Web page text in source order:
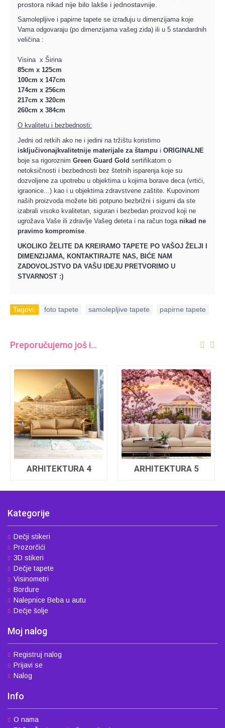
prostora nikad nije bilo lakše i jednostavnije.
Samolepljive i papirne tapete se izrađuju u dimenzijama koje
Vama odgovaraju (po dimenzijama vašeg zida) ili u 5 standardnih
veličina :
Visina x Širina
85cm x 125cm
100cm x 147cm
174cm x 256cm
217cm x 320cm
260cm x 384cm
O kvalitetu i bezbednosti:
Jedni od retkih ako ne i jedini na tržištu koristimo
isključivonajkvalitetnije materijale za štampu i ORIGINALNE
boje sa rigoroznim Green Guard Gold sertifikatom o
netoksičnosti i bezbednosti bez štetnih isparenja koje su
dozvoljene za upotrebu u objektima u kojima borave deca (vrtići,
igraonice...) kao i u objektima zdravstvene zaštite. Kupovinom
naših proizvoda možete biti potpuno bezbrižni i sigurni da ste
izabrali visoko kvalitetan, siguran i bezbedan proizvod koji ne
ugrožava Vaše ili zdravlje Vašeg deteta i na račun toga nikad ne
pravimo kompromise.
UKOLIKO ŽELITE DA KREIRAMO TAPETE PO VAŠOJ ŽELJI I
DIMENZIJAMA, KONTAKTIRAJTE NAS, BIĆE NAM
ZADOVOLJSTVO DA VAŠU IDEJU PRETVORIMO U
STVARNOST :)
Tagovi: foto tapete samolepljive tapete papirne tapete
Preporučujemo još i...
ARHITEKTURA 4 ARHITEKTURA 5
Kategorije
Dečji stikeri
Prozorčići
3D stikeri
Dečje tapete
Visinometri
Bordure
Nalepnice Beba u autu
Dečje šolje
Moj nalog
Registruj nalog
Prijavi se
Nalog
Info
O nama